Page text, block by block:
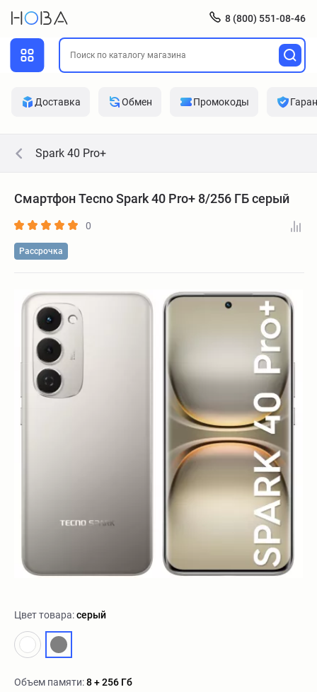
8 (800) 551-08-46
Доставка Обмен Промокоды
Spark 40 Pro+
Смартфон Tecno Spark 40 Pro+ 8/256 ГБ серый
0
Рассрочка
Цвет товара:серый
Объем памяти:8 + 256 Гб